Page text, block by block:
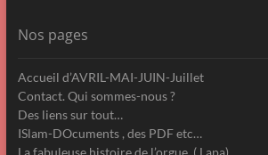
Nos pages
Accueil d’AVRIL-MAI-JUIN-Juillet
Contact. Qui sommes-nous ?
Des liens sur tout…
ISlam-DOcuments , des PDF etc…
La fabuleuse histoire de l’orgue. ( Lapa)